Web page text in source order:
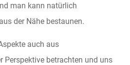
man kann natürlich
der Nähe bestaunen.
auch aus
Perspektive betrachten und uns